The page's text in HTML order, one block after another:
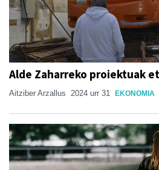
Alde Zaharreko proiektuak
Aitziber Arzallus 2024 urr 31 EKONOMIA